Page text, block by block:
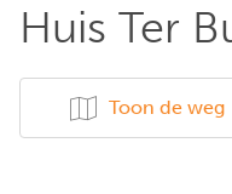
Huis Ter
Toon de weg